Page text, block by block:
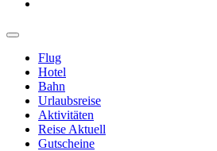
Flug
Hotel
Bahn
Urlaubsreise
Aktivitäten
Reise Aktuell
Gutscheine